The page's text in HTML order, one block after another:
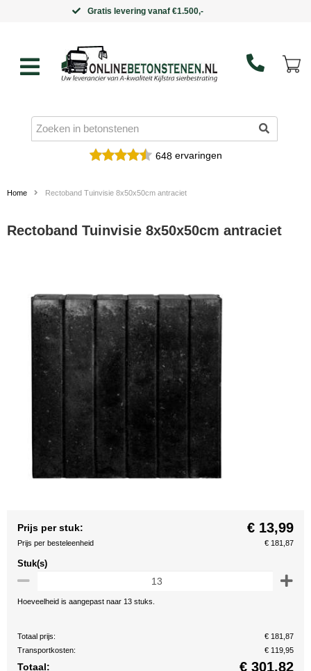
Binnen 5 werkdagen in huis
648ervaringen
Home Rectoband Tuinvisie 8x50x50cm antraciet
Rectoband Tuinvisie 8x50x50cm antraciet
Prijs per stuk: € 13,99
Prijs per besteleenheid € 181,87
Stuk(s)
Hoeveelheid is aangepast naar 13 stuks.
Totaal prijs:
€ 181,87
Transportkosten:
€ 119,95
Totaal: € 301,82